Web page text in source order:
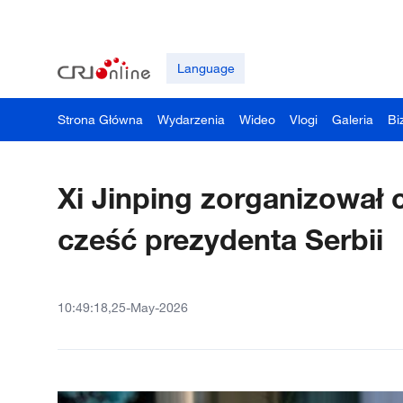
Language
Strona Główna Wydarzenia Wideo Vlogi Galeria
Xi Jinping zorganizował
cześć prezydenta Serbii
10:49:18,25-May-2026